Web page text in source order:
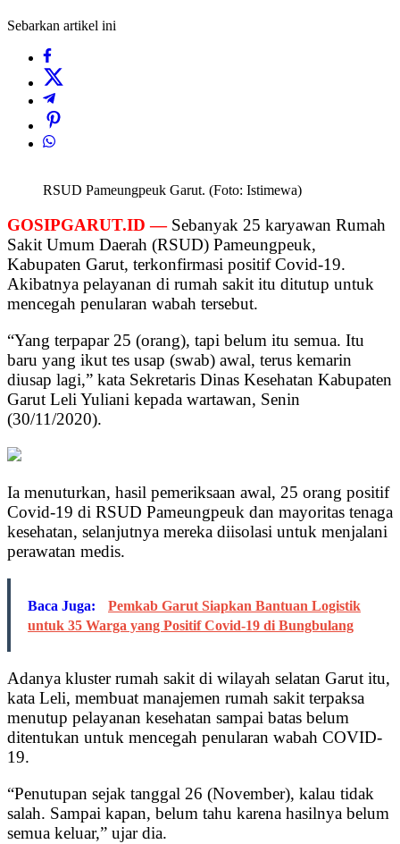
Sebarkan artikel ini
RSUD Pameungpeuk Garut. (Foto: Istimewa)
GOSIPGARUT.ID — Sebanyak 25 karyawan Rumah
Sakit Umum Daerah (RSUD) Pameungpeuk,
Kabupaten Garut, terkonfirmasi positif Covid-19.
Akibatnya pelayanan di rumah sakit itu ditutup untuk
mencegah penularan wabah tersebut.
“Yang terpapar 25 (orang), tapi belum itu semua. Itu
baru yang ikut tes usap (swab) awal, terus kemarin
diusap lagi,” kata Sekretaris Dinas Kesehatan Kabupaten
Garut Leli Yuliani kepada wartawan, Senin
(30/11/2020).
Ia menuturkan, hasil pemeriksaan awal, 25 orang positif
Covid-19 di RSUD Pameungpeuk dan mayoritas tenaga
kesehatan, selanjutnya mereka diisolasi untuk menjalani
perawatan medis.
Baca Juga:
Pemkab Garut Siapkan Bantuan Logistik
untuk 35 Warga yang Positif Covid-19 di Bungbulang
Adanya kluster rumah sakit di wilayah selatan Garut itu,
kata Leli, membuat manajemen rumah sakit terpaksa
menutup pelayanan kesehatan sampai batas belum
ditentukan untuk mencegah penularan wabah COVID-
19.
“Penutupan sejak tanggal 26 (November), kalau tidak
salah. Sampai kapan, belum tahu karena hasilnya belum
semua keluar,” ujar dia.